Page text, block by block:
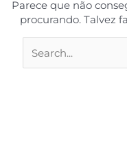
Parece que não
procurando. Talvez